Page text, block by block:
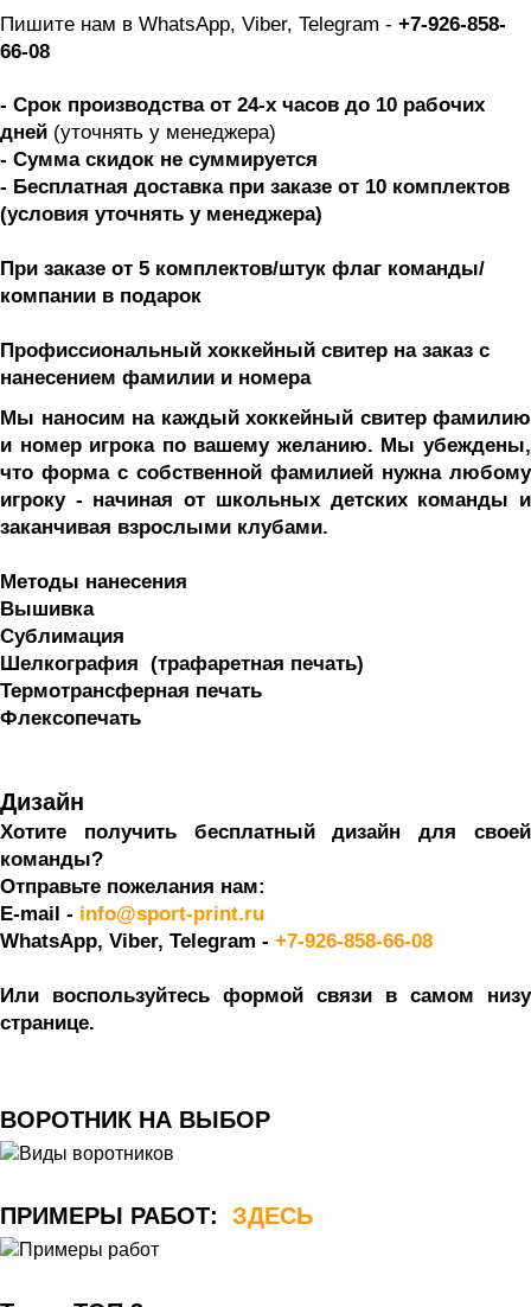
Пишите нам в WhatsApp, Viber, Telegram - +7-926-858-
66-08
- Срок производства от 24-х часов до 10 рабочих
дней (уточнять у менеджера)
- Сумма скидок не суммируется
(условия уточнять у менеджера)
При заказе от 5 комплектов/штук флаг команды/
компании в подарок
Профиссиональный хоккейный свитер на заказ с
нанесением фамилии и номера
Мы наносим на каждый хоккейный свитер фамилию
и номер игрока по вашему желанию. Мы убеждены,
что форма с собственной фамилией нужна любому
игроку - начиная от школьных детских команды и
заканчивая взрослыми клубами.
Методы нанесения
Вышивка
Сублимация
Шелкография  (трафаретная печать)
Термотрансферная печать
Флексопечать
Дизайн
Хотите получить бесплатный дизайн для своей
команды?
Отправьте пожелания нам:
E-mail - info@sport-print.ru
WhatsApp, Viber, Telegram - +7-926-858-66-08
Или воспользуйтесь формой связи в самом низу
странице.
ВОРОТНИК НА ВЫБОР
ПРИМЕРЫ РАБОТ: ЗДЕСЬ